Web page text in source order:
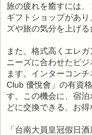
旅の疲れを癒すには
ギフトショップがあ
ズや旅の気分を上げる
また、格式高くエレ
ニーズに合わせたビ
ます。インターコン
Club 優悅會」の有資
す。この機会に、宿
どに交換できる、お得
「台南大員皇冠假日